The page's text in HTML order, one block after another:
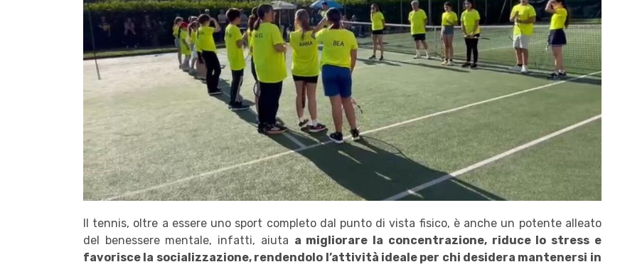
Il tennis, oltre a essere uno sport completo dal punto di vista fisico, è anche un potente alleato
del benessere mentale, infatti, aiuta a migliorare la concentrazione, riduce lo stress e
favorisce la socializzazione, rendendolo l’attività ideale per chi desidera mantenersi in